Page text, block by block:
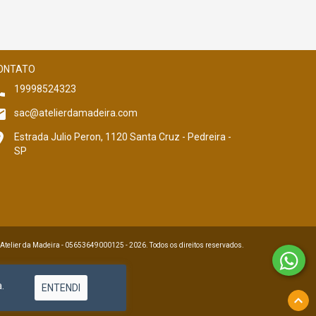
ENTENDI
19998524323
sac@atelierdamadeira.com
Estrada Julio Peron, 1120 Santa Cruz - Pedreira -
SP
da Madeira - 05653649000125 - 2026. Todos os direitos reservados.